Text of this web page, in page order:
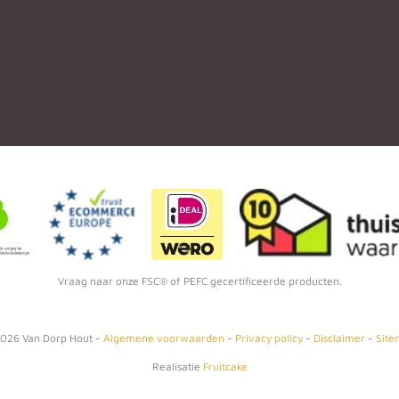
Vraag naar onze FSC® of PEFC gecertificeerde producten.
Van Dorp Hout - Algemene voorwaarden - Privacy policy - Disclaimer -
Realisatie Fruitcake